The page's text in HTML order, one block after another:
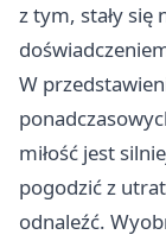
z tym, stały się
W
miłość jest
pogodzić z
odnaleźć.